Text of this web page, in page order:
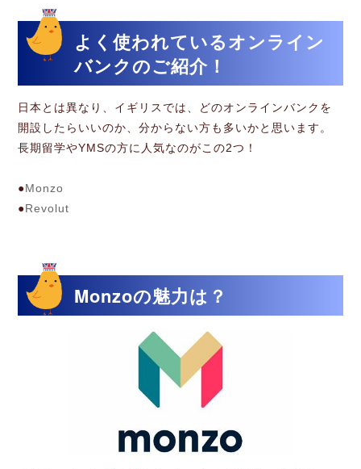
よく使われているオンライン
バンクのご紹介！
日本とは異なり、イギリスでは、どのオンラインバンクを
開設したらいいのか、分からない方も多いかと思います。
長期留学やYMSの方に人気なのがこの2つ！
●Monzo
●Revolut
Monzoの魅力は？